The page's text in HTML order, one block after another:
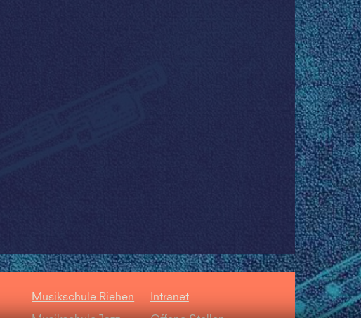
Musikschule Riehen
Intranet